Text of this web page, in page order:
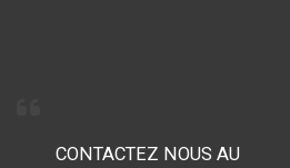
CONTACTEZ NOUS AU